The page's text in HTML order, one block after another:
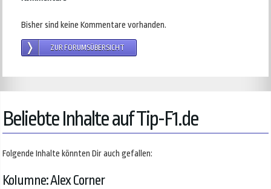
Bisher sind keine Kommentare vorhanden.
ZUR FORUMSÜBERSICHT
Beliebte Inhalte auf Tip-F1.de
Folgende Inhalte könnten Dir auch gefallen:
Kolumne: Alex Corner